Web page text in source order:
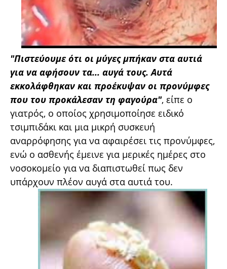
"Πιστεύουμε ότι οι μύγες μπήκαν στα αυτιά
για να αφήσουν τα... αυγά τους. Αυτά
εκκολάφθηκαν και προέκυψαν οι προνύμφες
που του προκάλεσαν τη φαγούρα", είπε ο
γιατρός, ο οποίος χρησιμοποίησε ειδικό
τσιμπιδάκι και μια μικρή συσκευή
αναρρόφησης για να αφαιρέσει τις προνύμφες,
ενώ ο ασθενής έμεινε για μερικές ημέρες στο
νοσοκομείο για να διαπιστωθεί πως δεν
υπάρχουν πλέον αυγά στα αυτιά του.